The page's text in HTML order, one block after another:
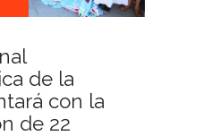
de la
con la
de 22